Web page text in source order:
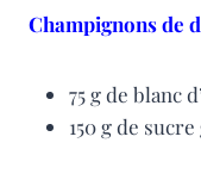
Champignons de
75 g de blanc
150 g de sucre